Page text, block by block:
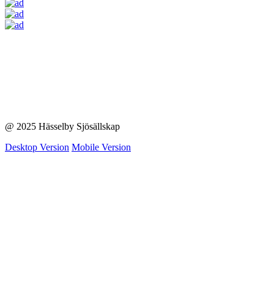
@ 2025 Hässelby Sjösällskap
Desktop Version Mobile Version